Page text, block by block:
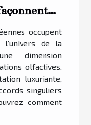
occupent
de la
dimension
olfactives.
luxuriante,
singuliers
comment